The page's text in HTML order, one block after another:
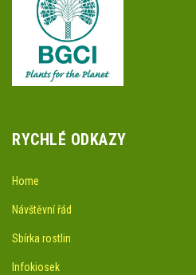
RYCHLÉ ODKAZY
Home
Návštěvní řád
Sbírka rostlin
Infokiosek